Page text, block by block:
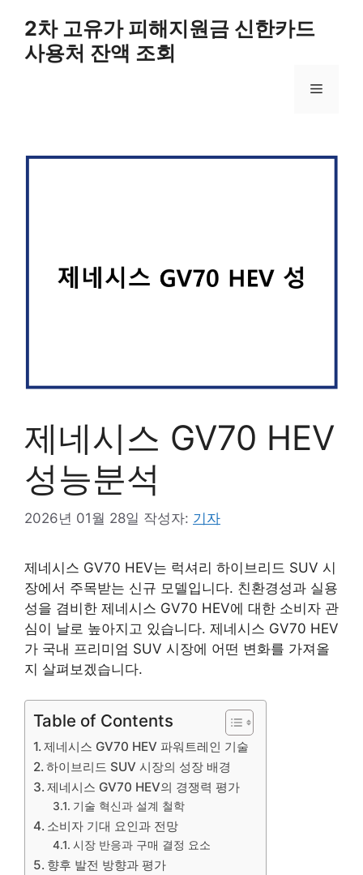
2차 고유가 피해지원금 신한카드
사용처 잔액 조회
메
제네시스 GV70 HEV
성능분석
2026년 01월 28일 작성자: 기자
제네시스 GV70 HEV는 럭셔리 하이브리드 SUV 시
장에서 주목받는 신규 모델입니다. 친환경성과 실용
성을 겸비한 제네시스 GV70 HEV에 대한 소비자 관
심이 날로 높아지고 있습니다. 제네시스 GV70 HEV
가 국내 프리미엄 SUV 시장에 어떤 변화를 가져올
지 살펴보겠습니다.
Table of Contents
제네시스 GV70 HEV 파워트레인 기술
하이브리드 SUV 시장의 성장 배경
제네시스 GV70 HEV의 경쟁력 평가
기술 혁신과 설계 철학
소비자 기대 요인과 전망
시장 반응과 구매 결정 요소
향후 발전 방향과 평가